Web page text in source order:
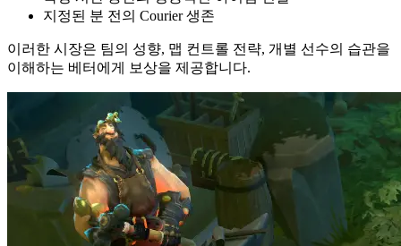
지정된 분 전의 Courier 생존
이러한 시장은 팀의 성향, 맵 컨트롤 전략, 개별 선수의 습관을
이해하는 베터에게 보상을 제공합니다.